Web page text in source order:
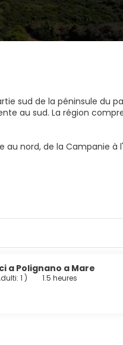
sud de la péninsule du
au sud. La région
au nord, de la Campanie
a Polignano a Mare
1 )
1.5 heures